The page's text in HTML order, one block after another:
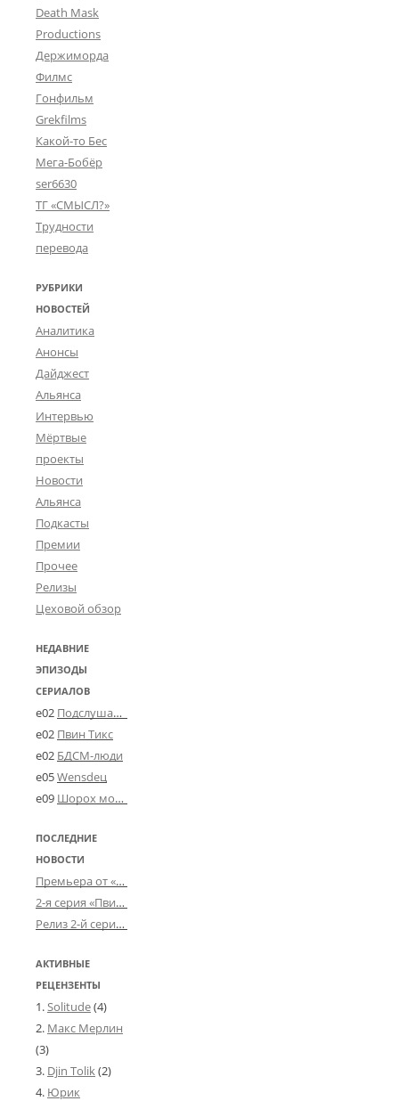
Death Mask
Productions
Держиморда
Филмс
Гонфильм
Grekfilms
Какой-то Бес
Мега-Бобёр
ser6630
ТГ «СМЫСЛ?»
Трудности
перевода
РУБРИКИ
НОВОСТЕЙ
Аналитика
Анонсы
Дайджест
Альянса
Интервью
Мёртвые
проекты
Новости
Альянса
Подкасты
Премии
Прочее
Релизы
Цеховой обзор
НЕДАВНИЕ
ЭПИЗОДЫ
СЕРИАЛОВ
e02 Подслушано в Угличе
e02 Пвин Тикс
e02 БДСМ-люди
e05Wensdeц
e09 Шорох мозговины
ПОСЛЕДНИЕ
НОВОСТИ
Премьера от «Усталого королевства»: «Игорь начал»
2-я серия «Пвин Тикса» от 2-D
Релиз 2-й серии «БДСМ-людей» от «Аркада Фильм»
АКТИВНЫЕ
РЕЦЕНЗЕНТЫ
Solitude(4)
Макс Мерлин
(3)
Djin Tolik (2)
Юрик